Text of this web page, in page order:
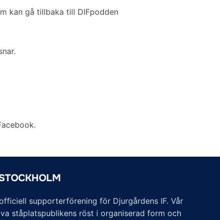
kan gå tillbaka till DIFpodden
supporterförening för Djurgårdens IF. Vår
ståplatspublikens röst i organiserad form och